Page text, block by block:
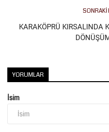
SONRAKI
KARAKÖPRÜ KIRSALINDA
YORUMLAR
İsim